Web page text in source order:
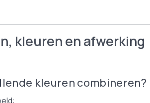
kleuren en afwerking
kleuren combineren?